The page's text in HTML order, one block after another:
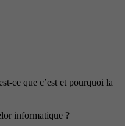
ce que c’est et pourquoi la
informatique ?